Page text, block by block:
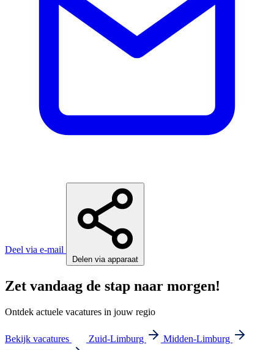
Deel via e-mail
Delen via apparaat
Zet vandaag de stap naar morgen!
Ontdek actuele vacatures in jouw regio
Bekijk vacatures Zuid-Limburg
Midden-Limburg